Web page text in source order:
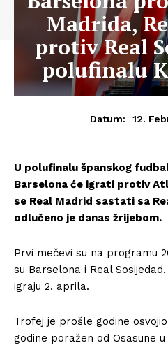
Madrida,
protiv Real
polufinalu
Datum: 12.
U polufinalu španskog
Barselona će igrati protiv
se Real Madrid sastati sa
odlučeno je danas žrijebom.
Prvi mečevi su na programu
su Barselona i Real
igraju 2. aprila.
Trofej je prošle godine
godine poražen od Osasune